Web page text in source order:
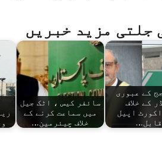
جلتی مزید خبریں
کے عبوری
کے خلاف
اپیل
قابلِ…
سائفر کیس ، اٹک جیل
میں سماعت کرنے کے
خلاف چیئرمین…